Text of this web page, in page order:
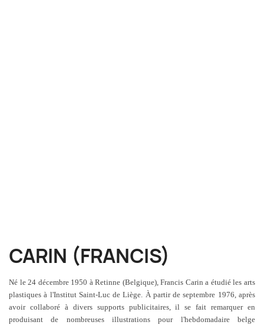
CARIN (FRANCIS)
Né le 24 décembre 1950 à Retinne (Belgique), Francis Carin a étudié les arts
plastiques à l'Institut Saint-Luc de Liège. À partir de septembre 1976, après
avoir collaboré à divers supports publicitaires, il se fait remarquer en
produisant de nombreuses illustrations pour l'hebdomadaire belge